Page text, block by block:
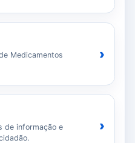
Medicamentos
›
de informação e
›